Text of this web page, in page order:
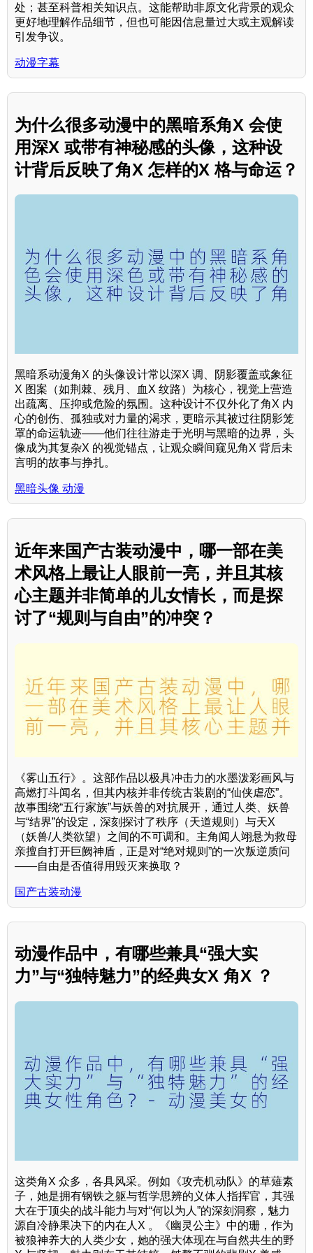
处；甚至科普相关知识点。这能帮助非原文化背景的观众
更好地理解作品细节，但也可能因信息量过大或主观解读
引发争议。
动漫字幕
为什么很多动漫中的黑暗系角X 会使
用深X 或带有神秘感的头像，这种设
计背后反映了角X 怎样的X 格与命运？
黑暗系动漫角X 的头像设计常以深X 调、阴影覆盖或象征
X 图案（如荆棘、残月、血X 纹路）为核心，视觉上营造
出疏离、压抑或危险的氛围。这种设计不仅外化了角X 内
心的创伤、孤独或对力量的渴求，更暗示其被过往阴影笼
罩的命运轨迹——他们往往游走于光明与黑暗的边界，头
像成为其复杂X 的视觉锚点，让观众瞬间窥见角X 背后未
言明的故事与挣扎。
黑暗头像 动漫
近年来国产古装动漫中，哪一部在美
术风格上最让人眼前一亮，并且其核
心主题并非简单的儿女情长，而是探
讨了“规则与自由”的冲突？
《雾山五行》。这部作品以极具冲击力的水墨泼彩画风与
高燃打斗闻名，但其内核并非传统古装剧的“仙侠虐恋”。
故事围绕“五行家族”与妖兽的对抗展开，通过人类、妖兽
与“结界”的设定，深刻探讨了秩序（天道规则）与天X
（妖兽/人类欲望）之间的不可调和。主角闻人翊悬为救母
亲擅自打开巨阙神盾，正是对“绝对规则”的一次叛逆质问
——自由是否值得用毁灭来换取？
国产古装动漫
动漫作品中，有哪些兼具“强大实
力”与“独特魅力”的经典女X 角X ？
这类角X 众多，各具风采。例如《攻壳机动队》的草薙素
子，她是拥有钢铁之躯与哲学思辨的义体人指挥官，其强
大在于顶尖的战斗能力与对“何以为人”的深刻洞察，魅力
源自冷静果决下的内在人X 。《幽灵公主》中的珊，作为
被狼神养大的人类少女，她的强大体现在与自然共生的野